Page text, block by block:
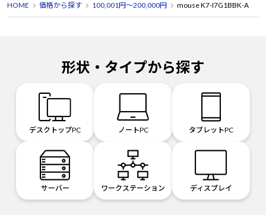
HOME 価格から探す 100,001円～200,000円 mouse K7-I7G1BBK-A
形状・タイプから探す
デスクトップPC ノートPC タブレットPC
サーバー ワークステーション ディスプレイ